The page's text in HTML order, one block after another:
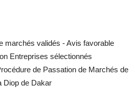
marchés validés - Avis favorable
Entreprises sélectionnés
de Passation de Marchés de
Diop de Dakar